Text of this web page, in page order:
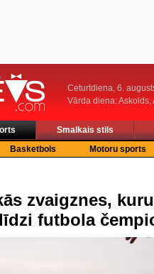
Ceturtdiena, 6.
Vārda diena: Askolds,
Smalkais stils
Basketbols Motoru sports
zvaigznes, kuru
futbola